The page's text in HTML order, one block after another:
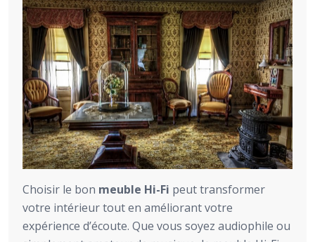
Choisir le bon meuble Hi-Fi peut transformer
votre intérieur tout en améliorant votre
expérience d’écoute. Que vous soyez audiophile ou